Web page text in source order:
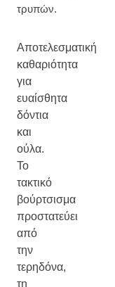
τρυπών.
Αποτελεσματική
καθαριότητα
για
ευαίσθητα
δόντια
και
ούλα.
Το
τακτικό
βούρτσισμα
προστατεύει
από
την
τερηδόνα,
τη